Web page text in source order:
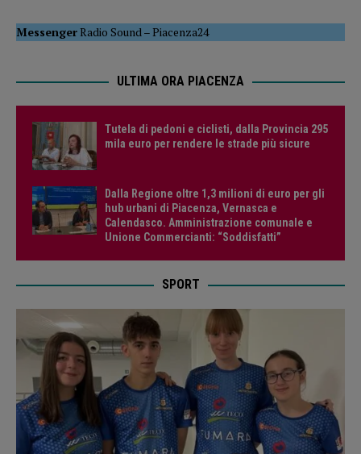
MessengerRadio Sound –Piacenza24
ULTIMA ORA PIACENZA
Tutela di pedoni e ciclisti, dalla Provincia 295
mila euro per rendere le strade più sicure
Dalla Regione oltre 1,3 milioni di euro per gli
hub urbani di Piacenza, Vernasca e
Calendasco. Amministrazione comunale e
Unione Commercianti: “Soddisfatti”
SPORT